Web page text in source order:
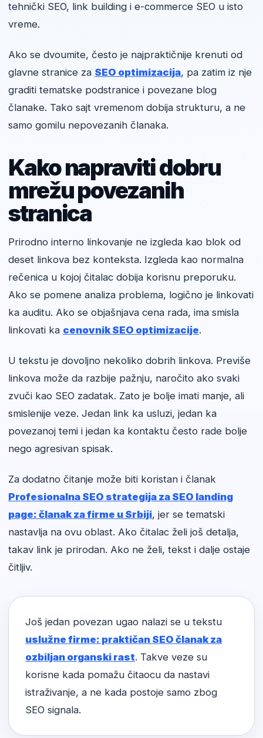
tehnički SEO, link building i e-commerce SEO u isto
vreme.
Ako se dvoumite, često je najpraktičnije krenuti od
glavne stranice za SEO optimizacija, pa zatim iz nje
graditi tematske podstranice i povezane blog
članake. Tako sajt vremenom dobija strukturu, a ne
samo gomilu nepovezanih članaka.
Kako napraviti dobru
mrežu povezanih
stranica
Prirodno interno linkovanje ne izgleda kao blok od
deset linkova bez konteksta. Izgleda kao normalna
rečenica u kojoj čitalac dobija korisnu preporuku.
Ako se pomene analiza problema, logično je linkovati
ka auditu. Ako se objašnjava cena rada, ima smisla
linkovati ka cenovnik SEO optimizacije.
U tekstu je dovoljno nekoliko dobrih linkova. Previše
linkova može da razbije pažnju, naročito ako svaki
zvuči kao SEO zadatak. Zato je bolje imati manje, ali
smislenije veze. Jedan link ka usluzi, jedan ka
povezanoj temi i jedan ka kontaktu često rade bolje
nego agresivan spisak.
Za dodatno čitanje može biti koristan i članak
Profesionalna SEO strategija za SEO landing
page: članak za firme u Srbiji, jer se tematski
nastavlja na ovu oblast. Ako čitalac želi još detalja,
takav link je prirodan. Ako ne želi, tekst i dalje ostaje
čitljiv.
Još jedan povezan ugao nalazi se u tekstu
uslužne firme: praktičan SEO članak za
ozbiljan organski rast. Takve veze su
korisne kada pomažu čitaocu da nastavi
istraživanje, a ne kada postoje samo zbog
SEO signala.